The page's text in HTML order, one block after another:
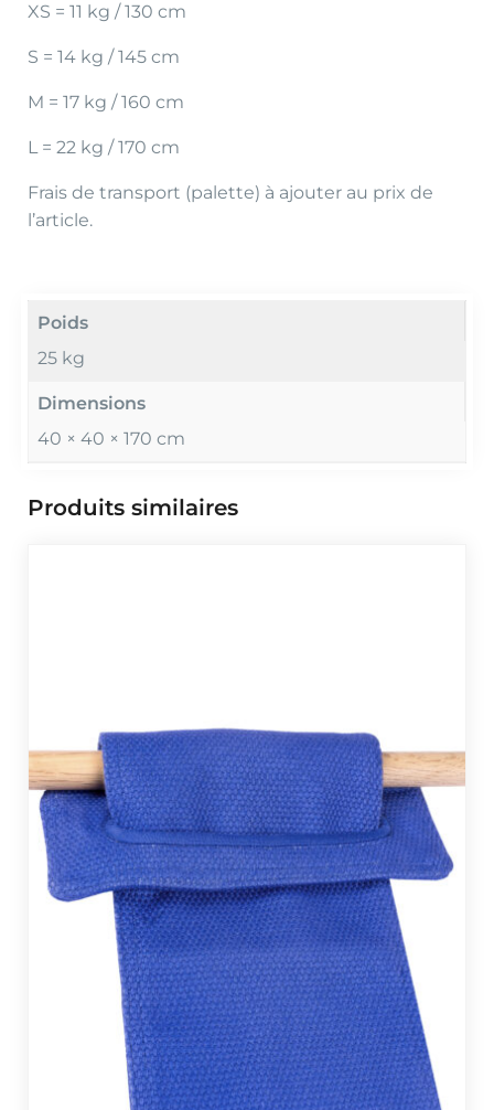
XS = 11 kg / 130 cm
S = 14 kg / 145 cm
M = 17 kg / 160 cm
L = 22 kg / 170 cm
Frais de transport (palette) à ajouter au prix de
l’article.
Poids
25 kg
Dimensions
40 × 40 × 170 cm
Produits similaires